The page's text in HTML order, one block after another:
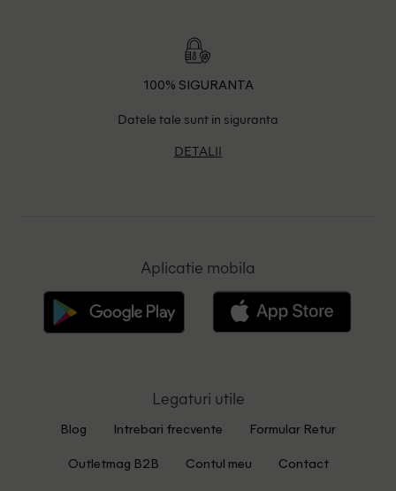
100% SIGURANTA
Datele tale sunt in siguranta
DETALII
Aplicatie mobila
Legaturi utile
Blog Intrebari frecvente Formular Retur
Outletmag B2B Contul meu Contact